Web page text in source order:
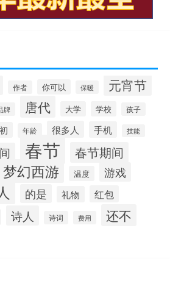
作者 你可以 保暖 元宵节
牌 唐代 大学 学校 孩子
年龄 很多人 手机 技能
春节 春节期间
梦幻西游 温度 游戏
的是 礼物 红包
诗人 诗词 费用 还不